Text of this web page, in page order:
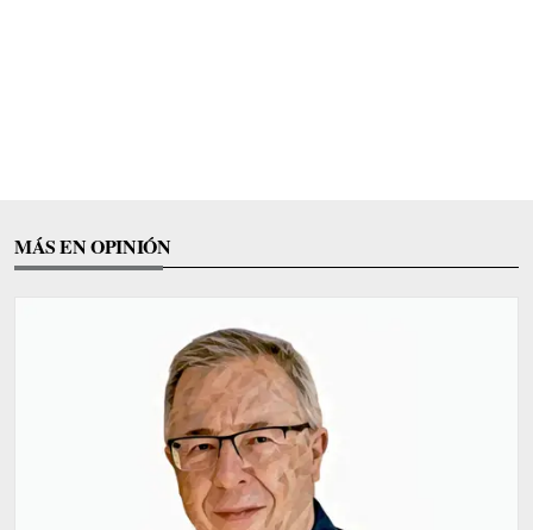
MÁS EN OPINIÓN